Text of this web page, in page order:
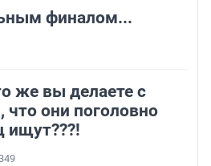
финалом...
же вы делаете с
они поголовно
ищут???!